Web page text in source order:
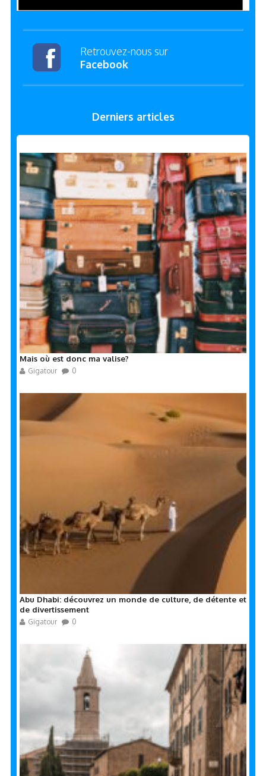
Retrouvez-nous sur
Facebook
Derniers articles
Mais où est donc ma valise?
Gigatour 0
Abu Dhabi: découvrez un monde de culture, de détente et
de divertissement
Gigatour 0